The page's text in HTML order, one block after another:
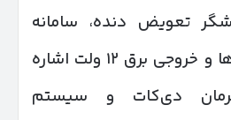
تعویض دنده، سامانه
پایش فشار باد تایرها و خروجی برق ۱۲ ولت اشاره
دی‌کات و سیستم